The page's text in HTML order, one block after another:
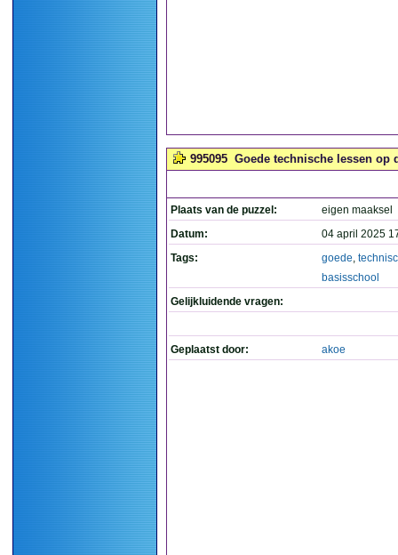
995095 Goede technische lessen op
Plaats van de puzzel:
eigen maaksel
Datum:
04 april 2025
Tags:
goede,
basisschool
Gelijkluidende vragen:
Geplaatst door: akoe